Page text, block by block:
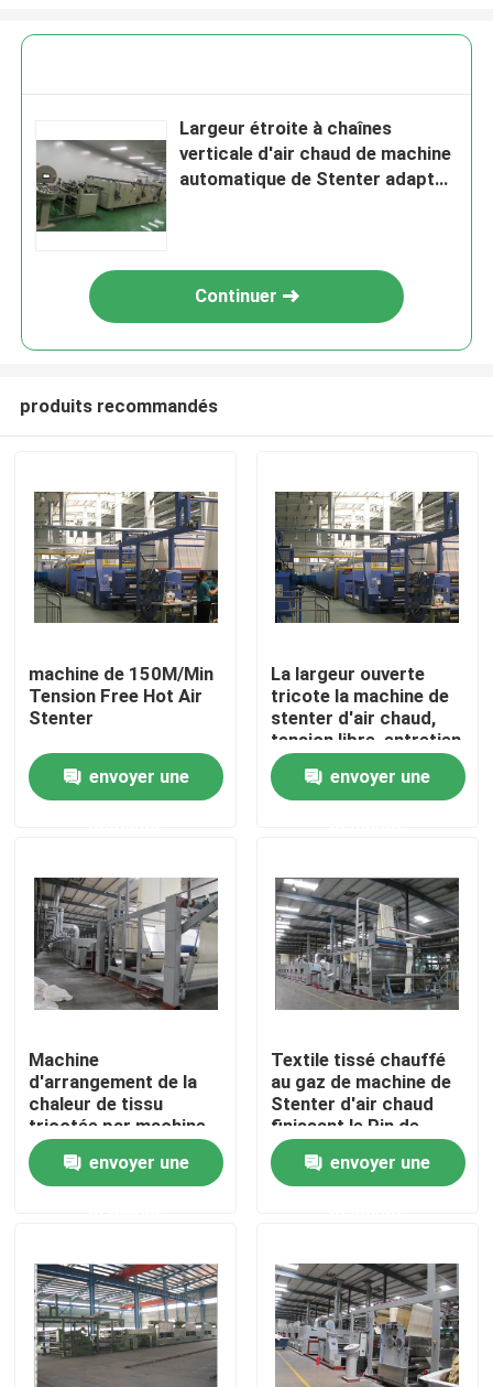
Au sujet de nous
Visite d'usine
Contactez-nous
nouvelles
machine de finissage de stenter
stenter d'arrangement de la chaleur
Largeur étroite à chaînes
verticale d'air chaud de machine
automatique de Stenter adaptée
Continuer
produits recommandés
machine de 150M/Min
Tension Free Hot Air
Stenter
envoyer une
La largeur ouverte
tricote la machine de
stenter d'air chaud,
tension libre, entretien
simple
envoyer une
Machine
d'arrangement de la
chaleur de tissu
tricotée par machine
textile de Stenter de
tissu de chauffage par
huile thermique
envoyer une
Textile tissé chauffé
au gaz de machine de
Stenter d'air chaud
finissant le Pin de
Stenter/agrafe
combinésenvoyer une